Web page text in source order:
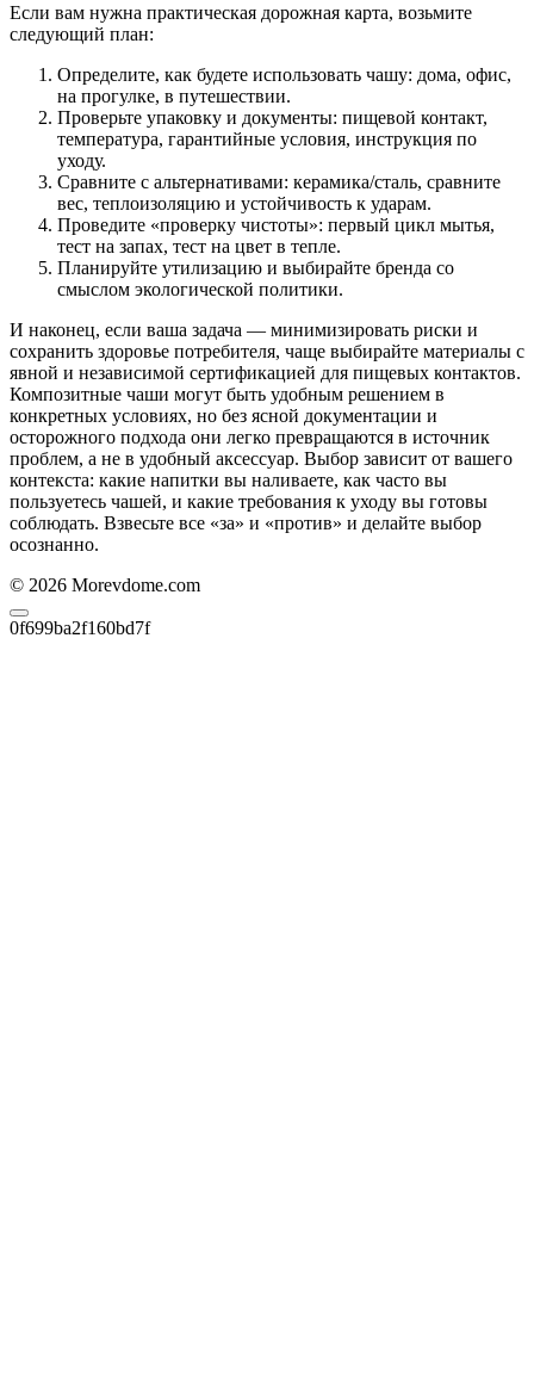
Если вам нужна практическая дорожная карта, возьмите
следующий план:
Определите, как будете использовать чашу: дома, офис,
на прогулке, в путешествии.
Проверьте упаковку и документы: пищевой контакт,
температура, гарантийные условия, инструкция по
уходу.
Сравните с альтернативами: керамика/сталь, сравните
вес, теплоизоляцию и устойчивость к ударам.
Проведите «проверку чистоты»: первый цикл мытья,
тест на запах, тест на цвет в тепле.
Планируйте утилизацию и выбирайте бренда со
смыслом экологической политики.
И наконец, если ваша задача — минимизировать риски и
сохранить здоровье потребителя, чаще выбирайте материалы с
явной и независимой сертификацией для пищевых контактов.
Композитные чаши могут быть удобным решением в
конкретных условиях, но без ясной документации и
осторожного подхода они легко превращаются в источник
проблем, а не в удобный аксессуар. Выбор зависит от вашего
контекста: какие напитки вы наливаете, как часто вы
пользуетесь чашей, и какие требования к уходу вы готовы
соблюдать. Взвесьте все «за» и «против» и делайте выбор
осознанно.
© 2026 Morevdome.com
0f699ba2f160bd7f